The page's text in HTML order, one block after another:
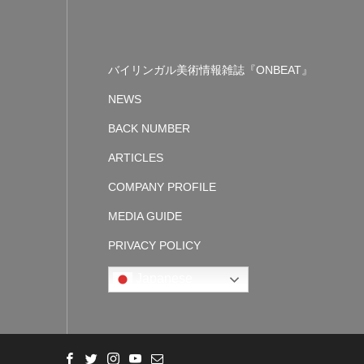
バイリンガル美術情報雑誌『ONBEAT』
NEWS
BACK NUMBER
ARTICLES
COMPANY PROFILE
MEDIA GUIDE
PRIVACY POLICY